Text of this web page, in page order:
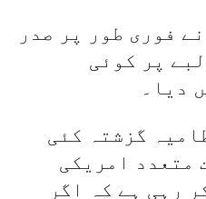
فوری طور پر صدر
پر کوئی
دیا۔
گزشتہ کئی
متعدد امریکی
رہی ہے کہ اگر